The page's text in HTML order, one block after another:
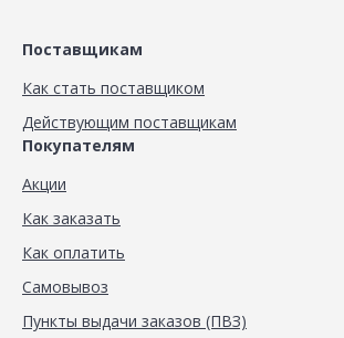
Поставщикам
Как стать поставщиком
Действующим поставщикам
Покупателям
Акции
Как заказать
Как оплатить
Самовывоз
Пункты выдачи заказов (ПВЗ)